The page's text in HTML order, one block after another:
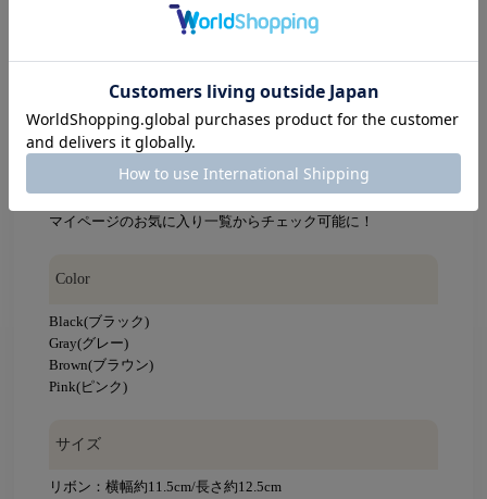
【知って便利なお買い物機能】
再入荷通知ボタンをクリック！
完売カラーの再入荷通知はこちらからご登録ください。
（再入荷の予定がないアイテムはSOLD OUTになっておりま
す。）
気になるアイテムは♡お気に入りへ追加！
マイページのお気に入り一覧からチェック可能に！
Color
Black(ブラック)
Gray(グレー)
Brown(ブラウン)
Pink(ピンク)
サイズ
リボン：横幅約11.5cm/長さ約12.5cm